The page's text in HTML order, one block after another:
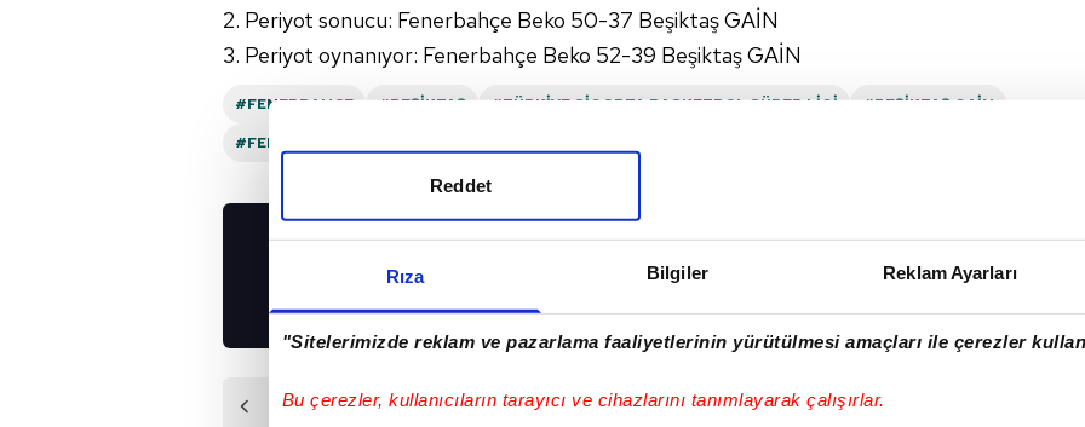
Rıza Bilgiler Reklam Ayarları
"Sitelerimizde reklam ve pazarlama faaliyetlerinin yürütülmesi amaçları ile çerezler
Bu çerezler, kullanıcıların tarayıcı ve cihazlarını tanımlayarak çalışırlar.
Reddet
2. Periyot sonucu: Fenerbahçe Beko 50-37 Beşiktaş GAİN
3. Periyot oynanıyor: Fenerbahçe Beko 52-39 Beşiktaş GAİN
#FENERBAHÇE #BEŞIKTAŞ #TÜRKİYE SIGORTA BASKETBOL SÜPER LIGI
#BEŞIKTAŞ GAİN
#FENERBAHÇE BEKO
UYGULAMALARIMIZI
İNDİRİN!
Önceki Haber
Sonraki Haber